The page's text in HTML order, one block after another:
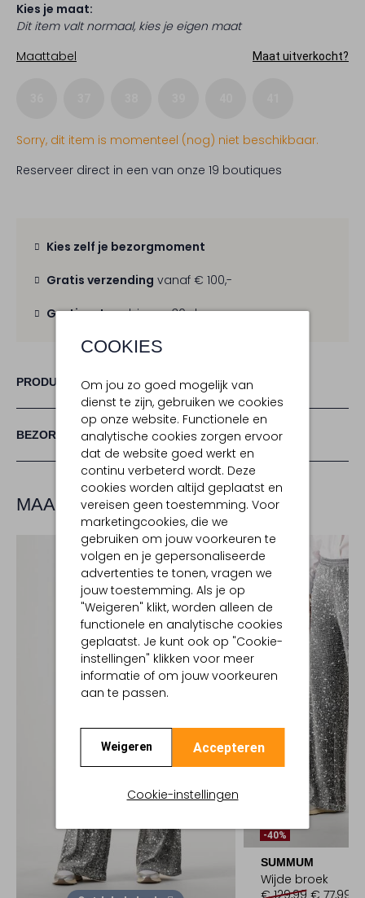
COOKIES
Om jou zo goed mogelijk van
dienst te zijn, gebruiken we cookies
op onze website. Functionele en
analytische cookies zorgen ervoor
dat de website goed werkt en
continu verbeterd wordt. Deze
cookies worden altijd geplaatst en
vereisen geen toestemming. Voor
marketingcookies, die we
gebruiken om jouw voorkeuren te
volgen en je gepersonaliseerde
advertenties te tonen, vragen we
jouw toestemming. Als je op
"Weigeren" klikt, worden alleen de
functionele en analytische cookies
geplaatst. Je kunt ook op "Cookie-
instellingen" klikken voor meer
informatie of om jouw voorkeuren
aan te passen.
Weigeren Accepteren
Cookie-instellingen
Kies je maat:
Dit item valt normaal, kies je eigen maat
Maattabel
Maat uitverkocht?
Sorry, dit item is momenteel (nog) niet beschikbaar.
Reserveer direct in een van onze 19 boutiques
Kies zelf je bezorgmoment
Gratis verzending vanaf € 100,-
Gratis retourbinnen 30 dagen
PRODUCT INFORMATIE
BEZORGEN & RETOURNEREN
MAAK JE LOOK COMPLEET
-40%
SUMMUM
Wijde broek
€ 129,99 € 77,99